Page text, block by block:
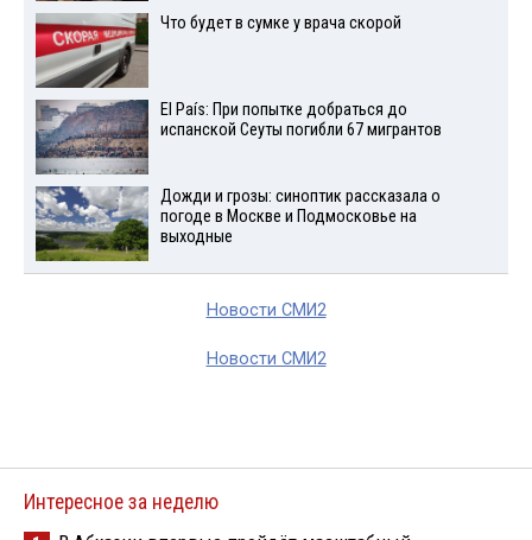
Что будет в сумке у врача скорой
El País: При попытке добраться до
испанской Сеуты погибли 67 мигрантов
Дожди и грозы: синоптик рассказала о
погоде в Москве и Подмосковье на
выходные
Новости СМИ2
Новости СМИ2
Интересное за неделю